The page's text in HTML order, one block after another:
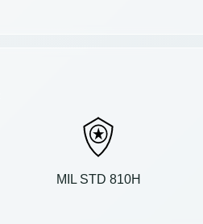
MIL STD 810H